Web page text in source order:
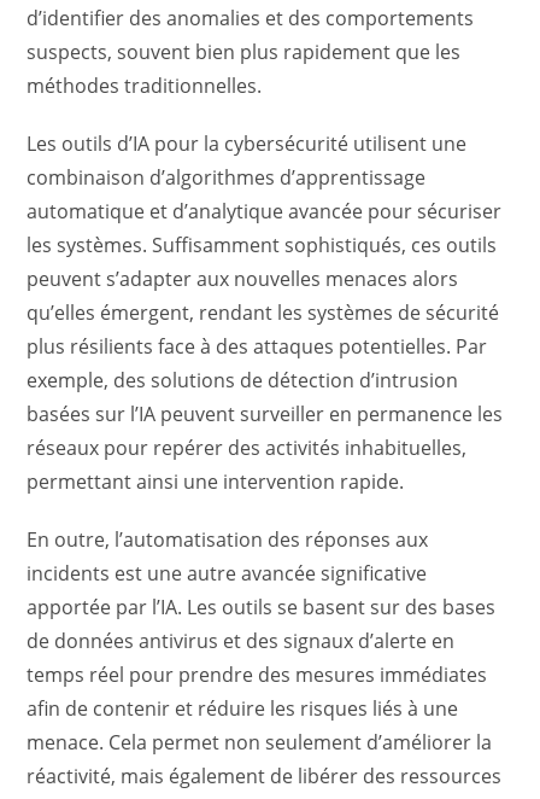
d’identifier des anomalies et des comportements
suspects, souvent bien plus rapidement que les
méthodes traditionnelles.
Les outils d’IA pour la cybersécurité utilisent une
combinaison d’algorithmes d’apprentissage
automatique et d’analytique avancée pour sécuriser
les systèmes. Suffisamment sophistiqués, ces outils
peuvent s’adapter aux nouvelles menaces alors
qu’elles émergent, rendant les systèmes de sécurité
plus résilients face à des attaques potentielles. Par
exemple, des solutions de détection d’intrusion
basées sur l’IA peuvent surveiller en permanence les
réseaux pour repérer des activités inhabituelles,
permettant ainsi une intervention rapide.
En outre, l’automatisation des réponses aux
incidents est une autre avancée significative
apportée par l’IA. Les outils se basent sur des bases
de données antivirus et des signaux d’alerte en
temps réel pour prendre des mesures immédiates
afin de contenir et réduire les risques liés à une
menace. Cela permet non seulement d’améliorer la
réactivité, mais également de libérer des ressources